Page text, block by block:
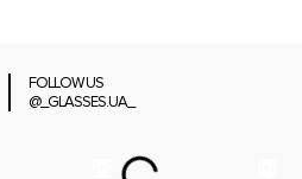
FOLLOW US
@_GLASSES.UA_